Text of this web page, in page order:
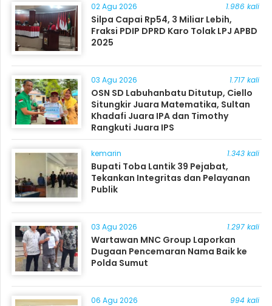
02 Agu 2026 1.986 kali
Silpa Capai Rp54, 3 Miliar Lebih,
Fraksi PDIP DPRD Karo Tolak LPJ APBD
2025
03 Agu 2026 1.717 kali
OSN SD Labuhanbatu Ditutup, Ciello
Situngkir Juara Matematika, Sultan
Khadafi Juara IPA dan Timothy
Rangkuti Juara IPS
kemarin 1.343 kali
Bupati Toba Lantik 39 Pejabat,
Tekankan Integritas dan Pelayanan
Publik
03 Agu 2026 1.297 kali
Wartawan MNC Group Laporkan
Dugaan Pencemaran Nama Baik ke
Polda Sumut
06 Agu 2026 994 kali